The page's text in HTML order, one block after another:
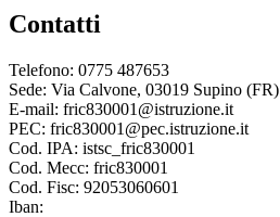
Contatti
Telefono: 0775 487653
Sede: Via Calvone, 03019 Supino (FR)
E-mail: fric830001@istruzione.it
PEC: fric830001@pec.istruzione.it
Cod. IPA: istsc_fric830001
Cod. Mecc: fric830001
Cod. Fisc: 92053060601
Iban: